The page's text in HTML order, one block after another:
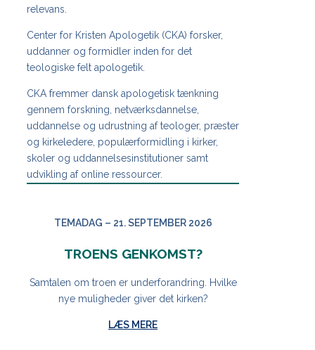
relevans.
Center for Kristen Apologetik (CKA) forsker,
uddanner og formidler inden for det
teologiske felt apologetik.
CKA fremmer dansk apologetisk tænkning
gennem forskning, netværksdannelse,
uddannelse og udrustning af teologer, præster
og kirkeledere, populærformidling i kirker,
skoler og uddannelsesinstitutioner samt
udvikling af online ressourcer.
TEMADAG – 21. SEPTEMBER 2026
TROENS GENKOMST?
Samtalen om troen er underforandring. Hvilke
nye muligheder giver det kirken?
LÆS MERE